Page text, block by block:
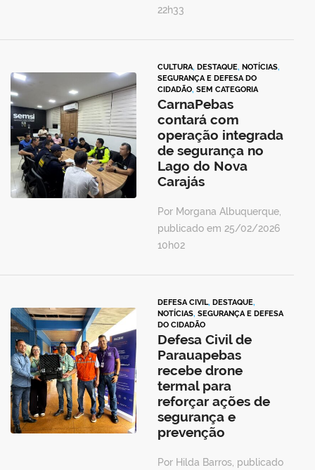
22h33
CULTURA, DESTAQUE, NOTÍCIAS,
SEGURANÇA E DEFESA DO
CIDADÃO, SEM CATEGORIA
CarnaPebas
contará com
operação integrada
de segurança no
Lago do Nova
Carajás
Por Morgana Albuquerque,
publicado em 25/02/2026
10h02
DEFESA CIVIL, DESTAQUE,
NOTÍCIAS, SEGURANÇA E DEFESA
DO CIDADÃO
Defesa Civil de
Parauapebas
recebe drone
termal para
reforçar ações de
segurança e
prevenção
Por Hilda Barros, publicado